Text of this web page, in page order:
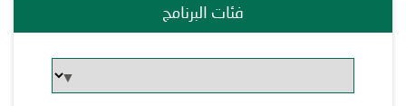
فئات البرنامج